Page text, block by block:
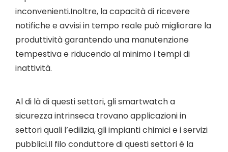
inconvenienti.Inoltre, la capacità di ricevere
notifiche e avvisi in tempo reale può migliorare la
produttività garantendo una manutenzione
tempestiva e riducendo al minimo i tempi di
inattività.
Al di là di questi settori, gli smartwatch a
sicurezza intrinseca trovano applicazioni in
settori quali l’edilizia, gli impianti chimici e i servizi
pubblici.Il filo conduttore di questi settori è la